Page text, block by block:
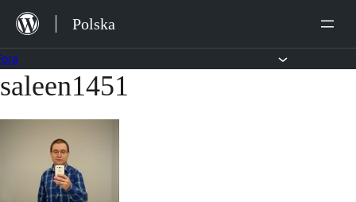
Przejdź
treści
Polska
Przejdź
saleen1451